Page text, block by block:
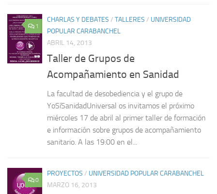
1
CHARLAS Y DEBATES / TALLERES / UNIVERSIDAD
POPULAR CARABANCHEL
ABRIL 14, 2013
Taller de Grupos de
Acompañamiento en Sanidad
La facultad de desobediencia y el grupo de
YoSíSanidadUniversal os invitamos el próximo
miércoles 17 de abril al primer taller de formación
e información sobre grupos de acompañamiento
sanitario. A las 19:00 en el...
0
PROYECTOS / UNIVERSIDAD POPULAR CARABANCHEL
MARZO 16, 2013